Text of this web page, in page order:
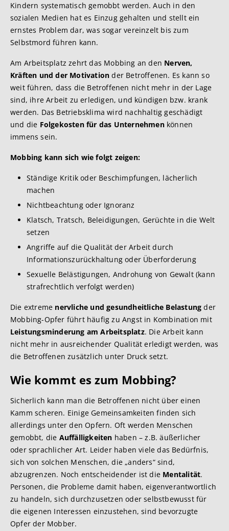
Kindern systematisch gemobbt werden. Auch in den
sozialen Medien hat es Einzug gehalten und stellt ein
ernstes Problem dar, was sogar vereinzelt bis zum
Selbstmord führen kann.
Am Arbeitsplatz zehrt das Mobbing an den Nerven,
Kräften und der Motivation der Betroffenen. Es kann so
weit führen, dass die Betroffenen nicht mehr in der Lage
sind, ihre Arbeit zu erledigen, und kündigen bzw. krank
werden. Das Betriebsklima wird nachhaltig geschädigt
und die Folgekosten für das Unternehmenkönnen
immens sein.
Mobbing kann sich wie folgt zeigen:
Ständige Kritik oder Beschimpfungen, lächerlich
machen
Nichtbeachtung oder Ignoranz
Klatsch, Tratsch, Beleidigungen, Gerüchte in die Welt
setzen
Angriffe auf die Qualität der Arbeit durch
Informationszurückhaltung oder Überforderung
Sexuelle Belästigungen, Androhung von Gewalt (kann
strafrechtlich verfolgt werden)
Die extreme nervliche und gesundheitliche Belastung der
Mobbing-Opfer führt häufig zu Angst in Kombination mit
Leistungsminderung am Arbeitsplatz. Die Arbeit kann
nicht mehr in ausreichender Qualität erledigt werden, was
die Betroffenen zusätzlich unter Druck setzt.
Wie kommt es zum Mobbing?
Sicherlich kann man die Betroffenen nicht über einen
Kamm scheren. Einige Gemeinsamkeiten finden sich
allerdings unter den Opfern. Oft werden Menschen
gemobbt, die Auffälligkeiten haben – z.B. äußerlicher
oder sprachlicher Art. Leider haben viele das Bedürfnis,
sich von solchen Menschen, die „anders“ sind,
abzugrenzen. Noch entscheidender ist die Mentalität.
Personen, die Probleme damit haben, eigenverantwortlich
zu handeln, sich durchzusetzen oder selbstbewusst für
die eigenen Interessen einzustehen, sind bevorzugte
Opfer der Mobber.